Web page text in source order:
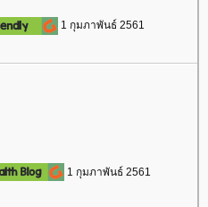
1 กุมภาพันธ์ 2561
1 กุมภาพันธ์ 2561